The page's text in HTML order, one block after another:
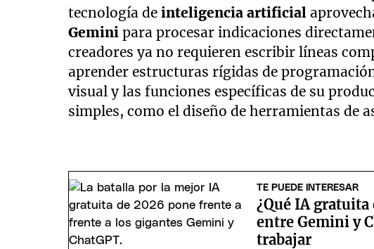
tecnología deinteligencia artificial
Gemini para procesar indicaciones
creadores ya no requieren escribir líneas
aprender estructuras rígidas de
visual y las funciones específicas de su
simples, como el diseño de herramientas de
TE PUEDE INTERESAR
¿Qué IA
entre Gemini y
trabajar